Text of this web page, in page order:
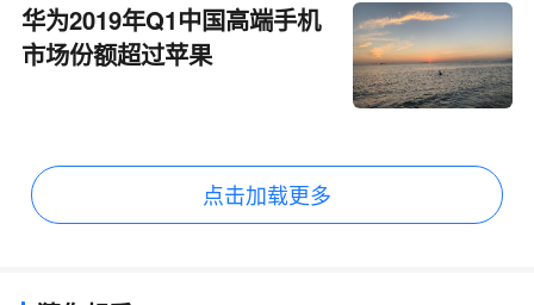
华为2019年Q1中国高端手机
市场份额超过苹果
点击加载更多